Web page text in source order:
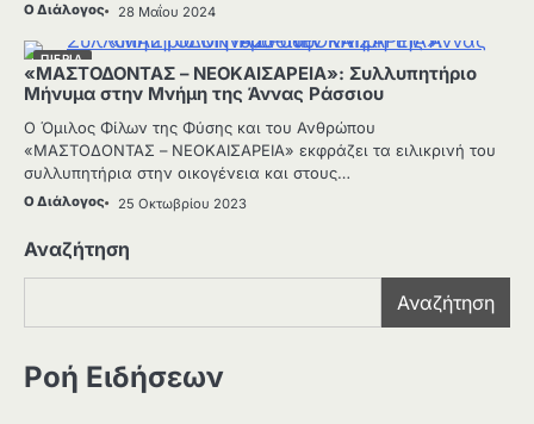
Ο Διάλογος 28 Μαΐου 2024
ΠΙΕΡΙΑ
«ΜΑΣΤΟΔΟΝΤΑΣ – ΝΕΟΚΑΙΣΑΡΕΙΑ»: Συλλυπητήριο
Μήνυμα στην Μνήμη της Άννας Ράσσιου
Ο Όμιλος Φίλων της Φύσης και του Ανθρώπου
«ΜΑΣΤΟΔΟΝΤΑΣ – ΝΕΟΚΑΙΣΑΡΕΙΑ» εκφράζει τα ειλικρινή του
συλλυπητήρια στην οικογένεια και στους…
Ο Διάλογος 25 Οκτωβρίου 2023
Αναζήτηση
Αναζήτηση
Ροή Ειδήσεων